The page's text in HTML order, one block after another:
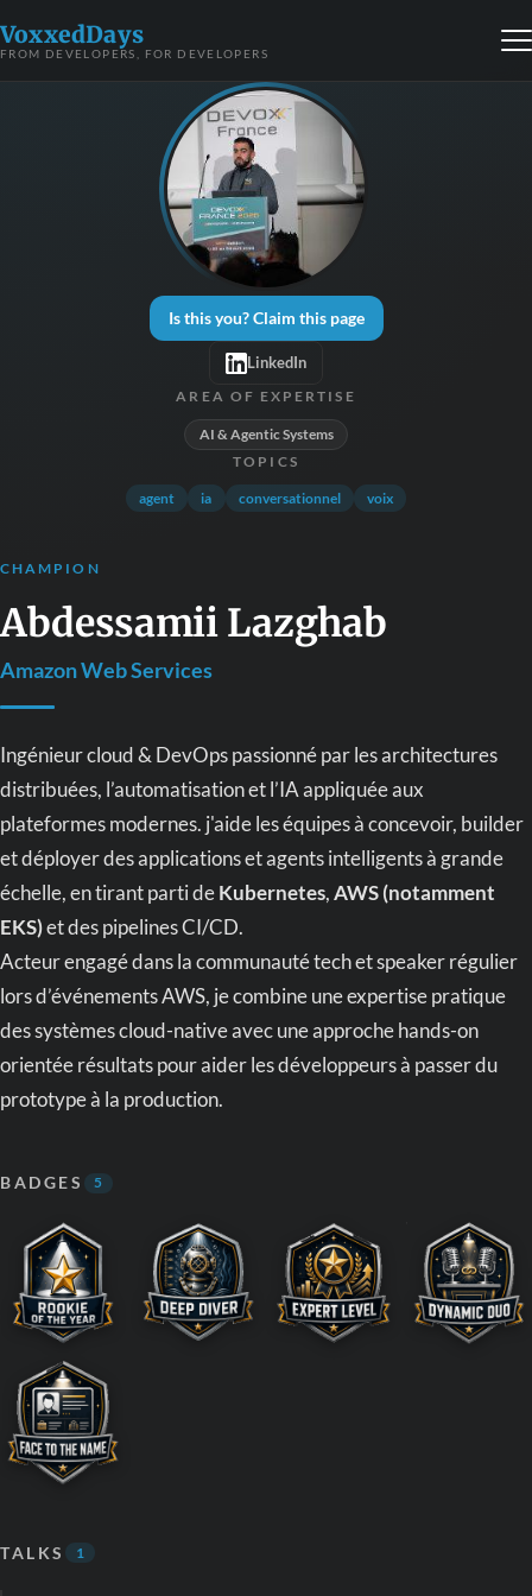
VoxxedDays
FROM DEVELOPERS, FOR DEVELOPERS
Is this you? Claim this page
LinkedIn
AREA OF EXPERTISE
AI & Agentic Systems
TOPICS
agent ia conversationnel voix
CHAMPION
Abdessamii Lazghab
Amazon Web Services
Ingénieur cloud & DevOps passionné par les architectures
distribuées, l’automatisation et l’IA appliquée aux
plateformes modernes. j'aide les équipes à concevoir, builder
et déployer des applications et agents intelligents à grande
échelle, en tirant parti deKubernetes,AWS (notamment
EKS)et des pipelines CI/CD.
Acteur engagé dans la communauté tech et speaker régulier
lors d’événements AWS, je combine une expertise pratique
des systèmes cloud-native avec une approche hands-on
orientée résultats pour aider les développeurs à passer du
prototype à la production.
BADGES 5
TALKS 1